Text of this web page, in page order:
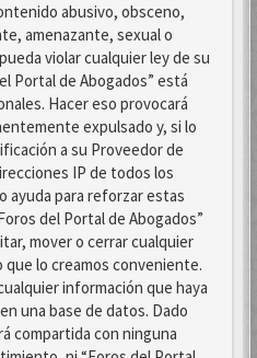
abusivo, obsceno,
amenazante, sexual o
violar cualquier ley de su
Portal de Abogados” está
Hacer eso provocará
expulsado y, si lo
a su Proveedor de
IP de todos los
ayuda para reforzar estas
del Portal de Abogados”
mover o cerrar cualquier
lo creamos conveniente.
información que haya
una base de datos. Dado
compartida con ninguna